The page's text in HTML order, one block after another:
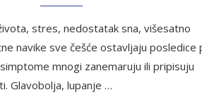
stres, nedostatak sna, višesatno
navike sve češće ostavljaju posledice
mnogi zanemaruju ili pripisuju
Glavobolja, lupanje …